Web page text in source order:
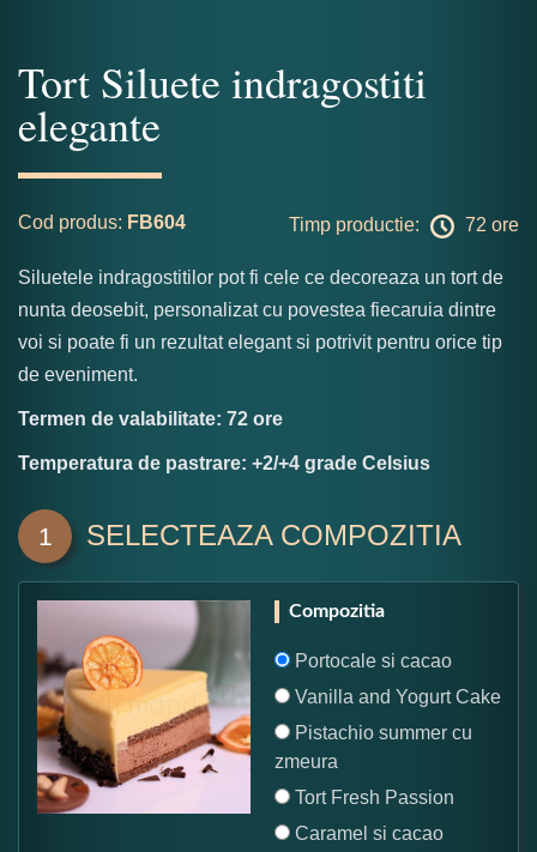
Tort Siluete indragostiti
elegante
Cod produs: FB604 Timp productie: 72 ore
Siluetele indragostitilor pot fi cele ce decoreaza un tort de
nunta deosebit, personalizat cu povestea fiecaruia dintre
voi si poate fi un rezultat elegant si potrivit pentru orice tip
de eveniment.
Termen de valabilitate: 72 ore
Temperatura de pastrare: +2/+4 grade Celsius
1 SELECTEAZA COMPOZITIA
Compozitia
Portocale si cacao
Vanilla and Yogurt Cake
Pistachio summer cu
zmeura
Tort Fresh Passion
Caramel si cacao